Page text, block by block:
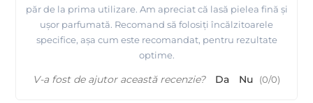
păr de la prima utilizare. Am apreciat că lasă pielea fină și
ușor parfumată. Recomand să folosiți încălzitoarele
specifice, așa cum este recomandat, pentru rezultate
optime.
V-a fost de ajutor această recenzie? Da Nu (0/0)